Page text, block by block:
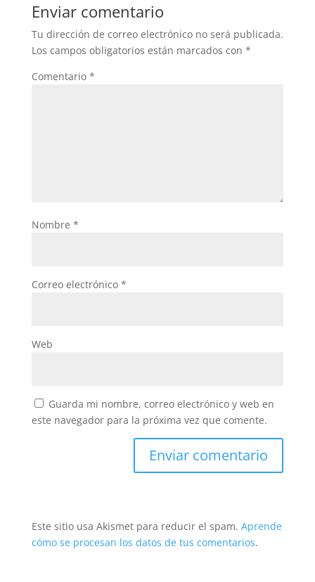
Enviar comentario
Tu dirección de correo electrónico no será publicada.
Los campos obligatorios están marcados con *
Comentario *
Nombre *
Correo electrónico *
Web
Guarda mi nombre, correo electrónico y web en
este navegador para la próxima vez que comente.
Este sitio usa Akismet para reducir el spam. Aprende
cómo se procesan los datos de tus comentarios.